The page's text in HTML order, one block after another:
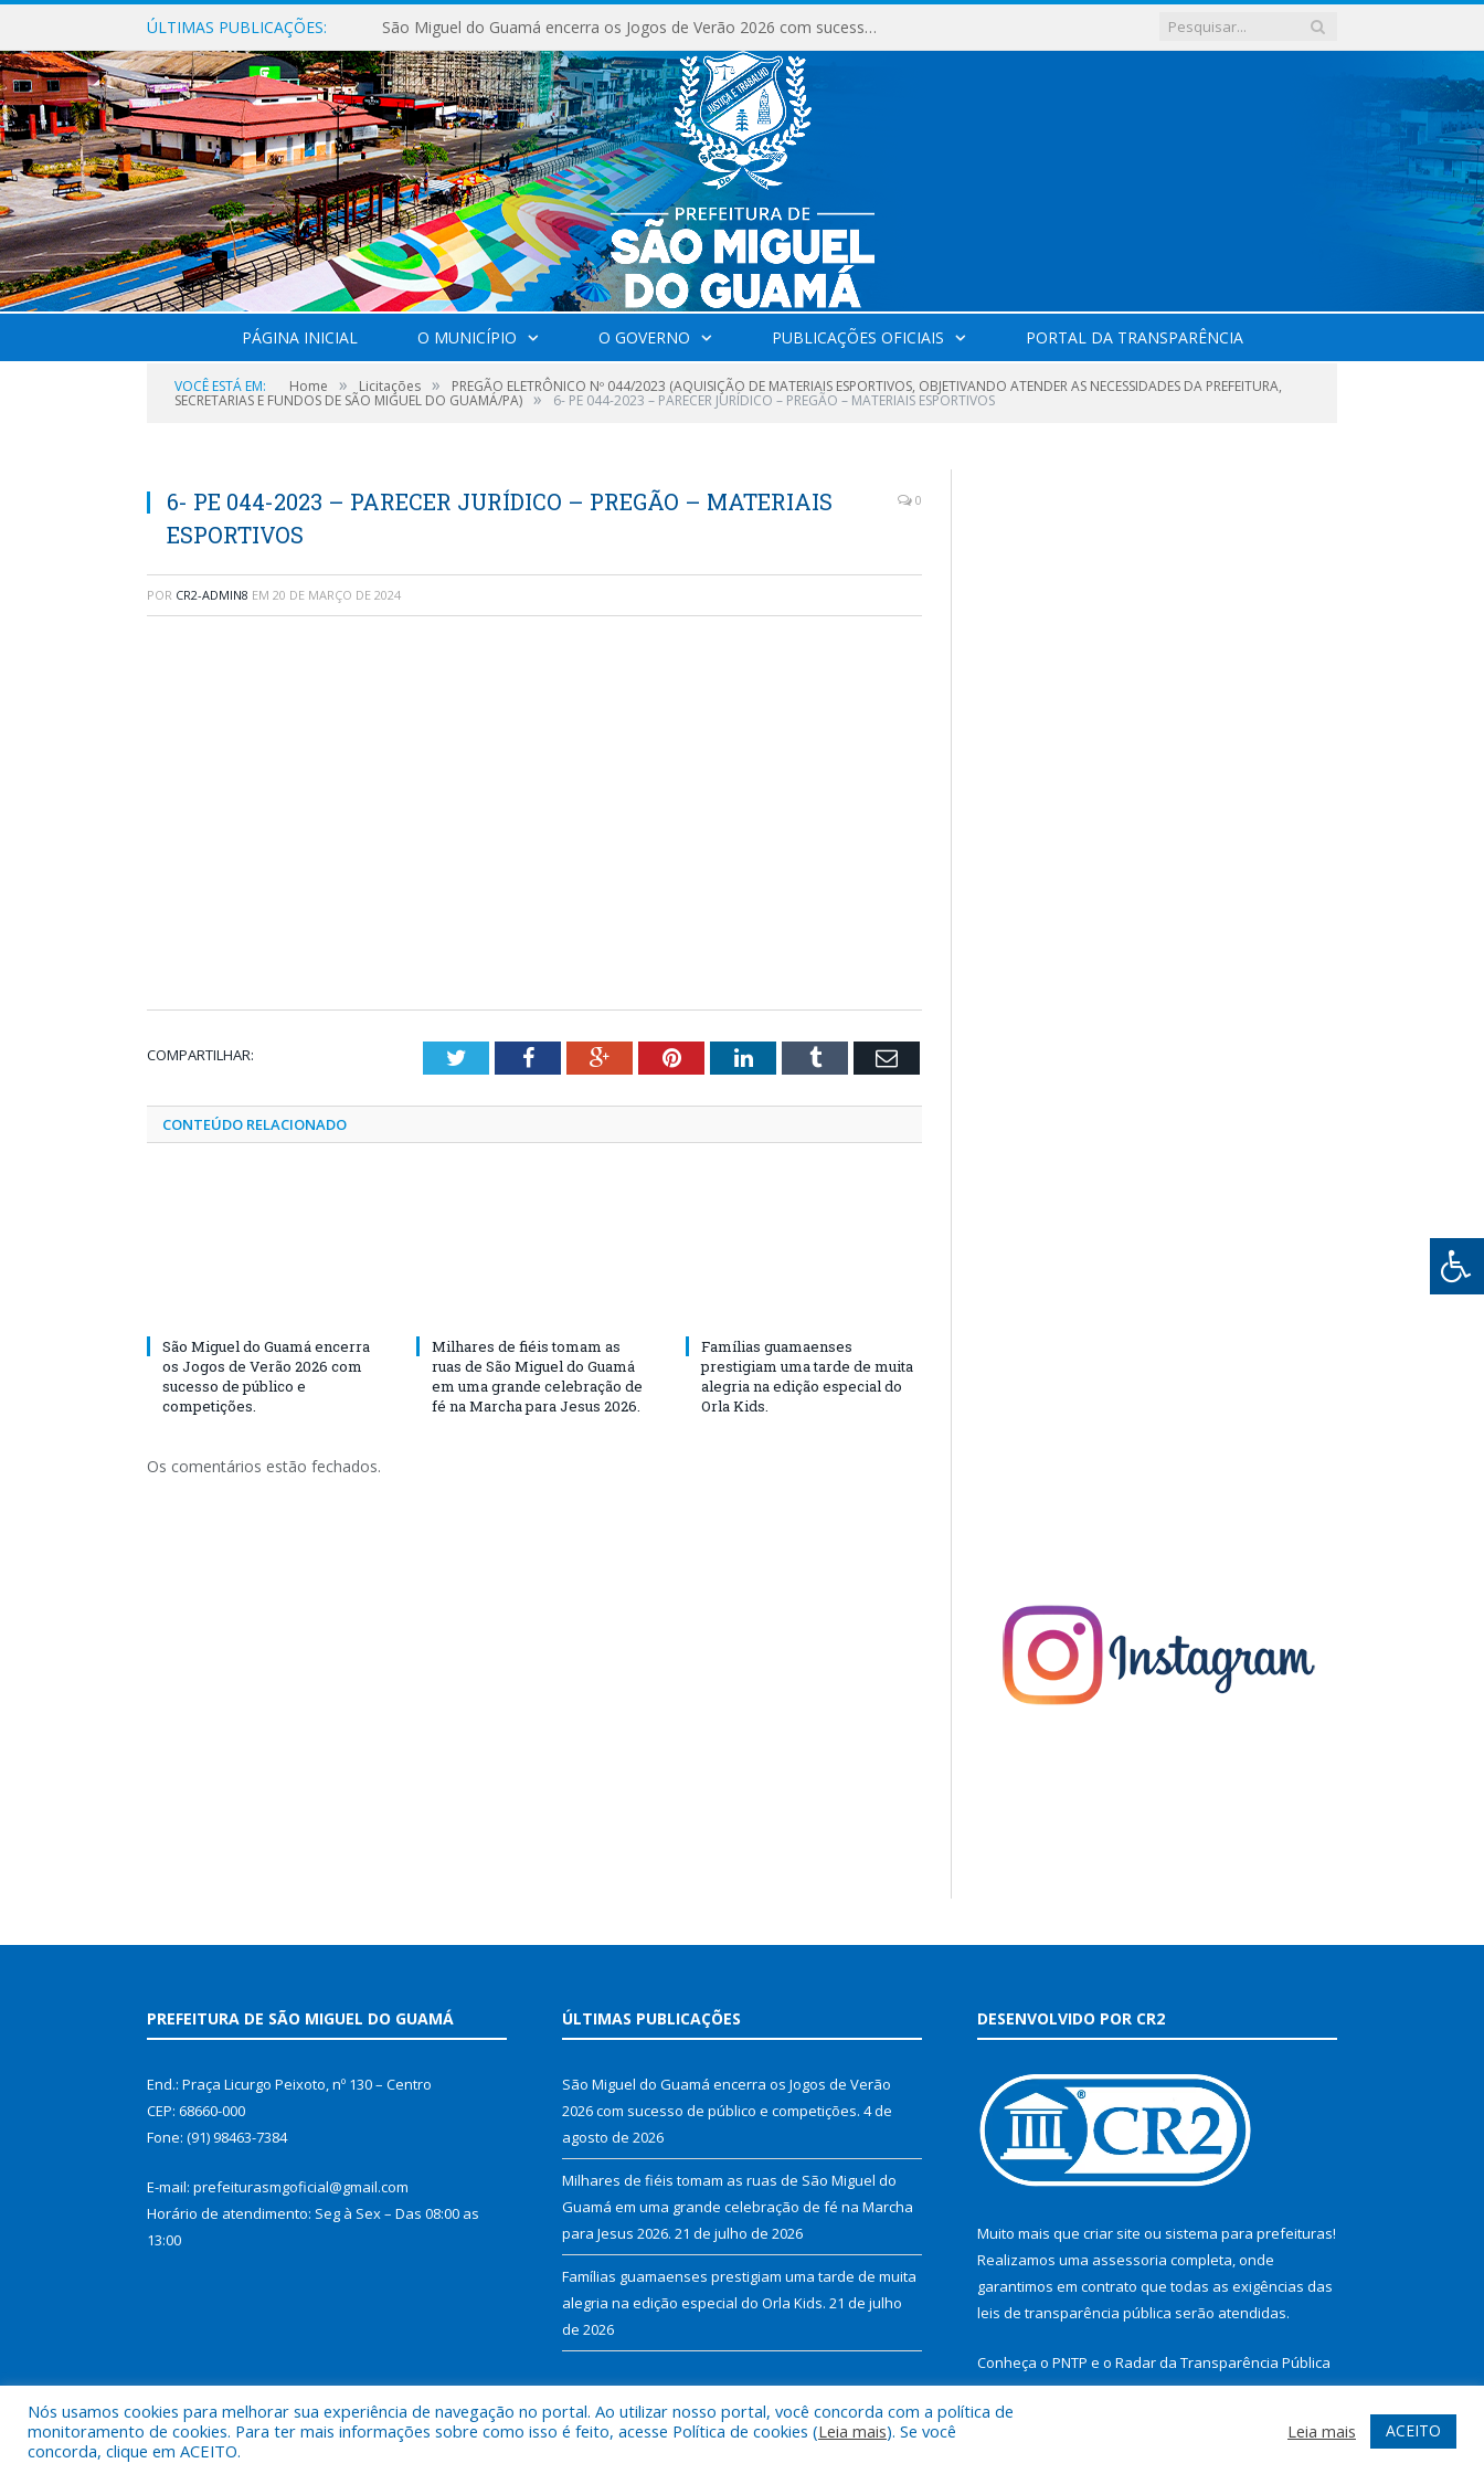
ÚLTIMAS PUBLICAÇÕES: Milhares de fiéis tomam as ruas de São Miguel do Guamá em uma grande celebração de fé na Marcha para Jesus 2026.
PÁGINA INICIAL O MUNICÍPIO O GOVERNO PUBLICAÇÕES OFICIAIS PORTAL DA TRANSPARÊNCIA
VOCÊ ESTÁ EM: Home » Licitações » PREGÃO ELETRÔNICO Nº 044/2023 (AQUISIÇÃO DE MATERIAIS ESPORTIVOS, OBJETIVANDO ATENDER AS NECESSIDADES DA PREFEITURA,
SECRETARIAS E FUNDOS DE SÃO MIGUEL DO GUAMÁ/PA) » 6- PE 044-2023 – PARECER JURÍDICO – PREGÃO – MATERIAIS ESPORTIVOS
6- PE 044-2023 – PARECER JURÍDICO – PREGÃO – MATERIAIS
ESPORTIVOS
0
POR CR2-ADMIN8 EM 20 DE MARÇO DE 2024
COMPARTILHAR: TwitterFacebookGoogle+PinterestLinkedInTumblr Email
CONTEÚDO RELACIONADO
São Miguel do Guamá encerra
os Jogos de Verão 2026 com
sucesso de público e
competições.
Milhares de fiéis tomam as
ruas de São Miguel do Guamá
em uma grande celebração de
fé na Marcha para Jesus 2026.
Famílias guamaenses
prestigiam uma tarde de muita
alegria na edição especial do
Orla Kids.
Os comentários estão fechados.
PREFEITURA DE SÃO MIGUEL DO GUAMÁ
End.: Praça Licurgo Peixoto, nº 130 – Centro
CEP: 68660-000
Fone: (91) 98463-7384
E-mail: prefeiturasmgoficial@gmail.com
Horário de atendimento: Seg à Sex – Das 08:00 as
13:00
ÚLTIMAS PUBLICAÇÕES
São Miguel do Guamá encerra os Jogos de Verão
2026 com sucesso de público e competições. 4 de
agosto de 2026
Milhares de fiéis tomam as ruas de São Miguel do
Guamá em uma grande celebração de fé na Marcha
para Jesus 2026. 21 de julho de 2026
Famílias guamaenses prestigiam uma tarde de muita
alegria na edição especial do Orla Kids. 21 de julho
de 2026
DESENVOLVIDO POR CR2
Muito mais que criar site ou sistema para prefeituras!
Realizamos uma assessoria completa, onde
garantimos em contrato que todas as exigências das
leis de transparência pública serão atendidas.
Conheça o PNTP e o Radar da Transparência Pública
Nós usamos cookies para melhorar sua experiência de navegação no portal. Ao utilizar nosso portal, você concorda com a política de
monitoramento de cookies. Para ter mais informações sobre como isso é feito, acesse Política de cookies (Leia mais). Se você
concorda, clique em ACEITO.
Leia mais ACEITO